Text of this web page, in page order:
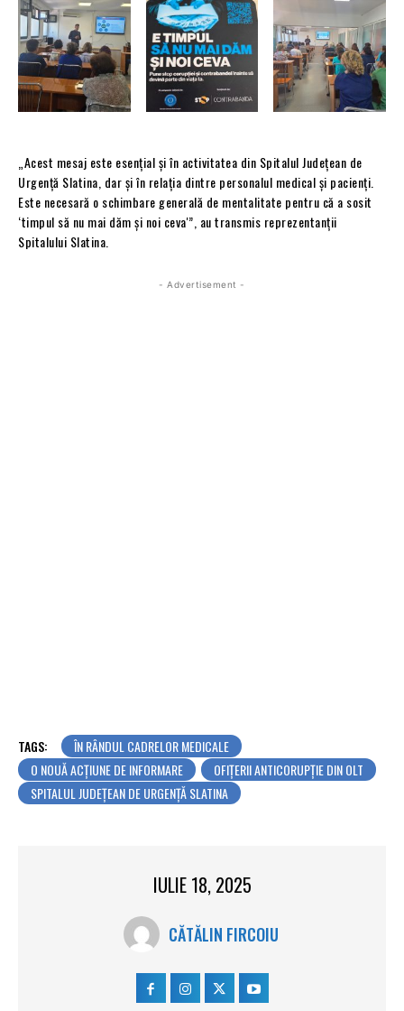
„Acest mesaj este esențial și în activitatea din Spitalul Județean de
Urgență Slatina, dar și în relația dintre personalul medical și pacienți.
Este necesară o schimbare generală de mentalitate pentru că a sosit
‘timpul să nu mai dăm și noi ceva'”, au transmis reprezentanții
Spitalului Slatina.
- Advertisement -
TAGS:
ÎN RÂNDUL CADRELOR MEDICALE
O NOUĂ ACȚIUNE DE INFORMARE
OFIȚERII ANTICORUPȚIE DIN OLT
SPITALUL JUDEȚEAN DE URGENȚĂ SLATINA
IULIE 18, 2025
CĂTĂLIN FIRCOIU